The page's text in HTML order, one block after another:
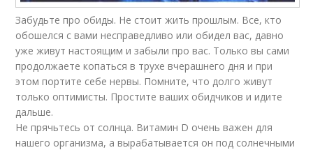
Забудьте про обиды. Не стоит жить прошлым. Все, кто
обошелся с вами несправедливо или обидел вас, давно
уже живут настоящим и забыли про вас. Только вы сами
продолжаете копаться в трухе вчерашнего дня и при
этом портите себе нервы. Помните, что долго живут
только оптимисты. Простите ваших обидчиков и идите
дальше.
Не прячьтесь от солнца. Витамин D очень важен для
нашего организма, а вырабатывается он под солнечными